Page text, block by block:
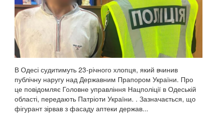
В Одесі судитимуть 23-річного хлопця, який вчинив
публічну наругу над Державним Прапором України. Про
це повідомляє Головне управління Нацполіції в Одеській
області, передають Патріоти України. . Зазначається, що
фігурант зірвав з фасаду аптеки держав...